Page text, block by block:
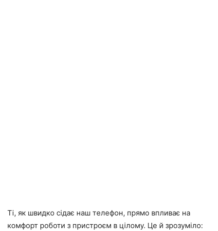
Ті, як швидко сідає наш телефон, прямо впливає на
комфорт роботи з пристроєм в цілому. Це й зрозуміло: